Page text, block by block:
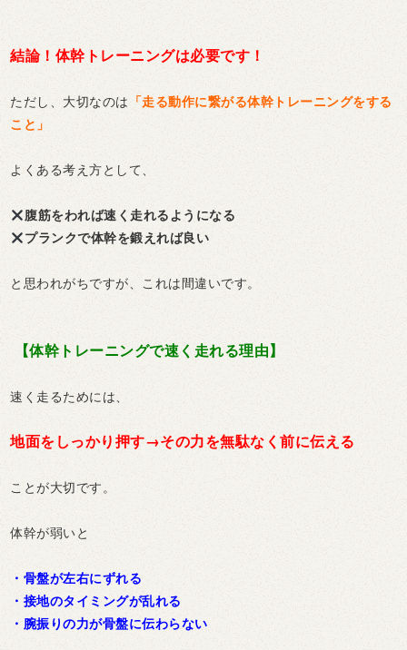
結論！体幹トレーニングは必要です！
ただし、大切なのは 「走る動作に繋がる体幹トレーニングをする
こと」
よくある考え方として、
腹筋をわれば速く走れるようになる
プランクで体幹を鍛えれば良い
と思われがちですが、これは間違いです。
【体幹トレーニングで速く走れる理由】
速く走るためには、
地面をしっかり押す→その力を無駄なく前に伝える
ことが大切です。
体幹が弱いと
・骨盤が左右にずれる
・接地のタイミングが乱れる
・腕振りの力が骨盤に伝わらない